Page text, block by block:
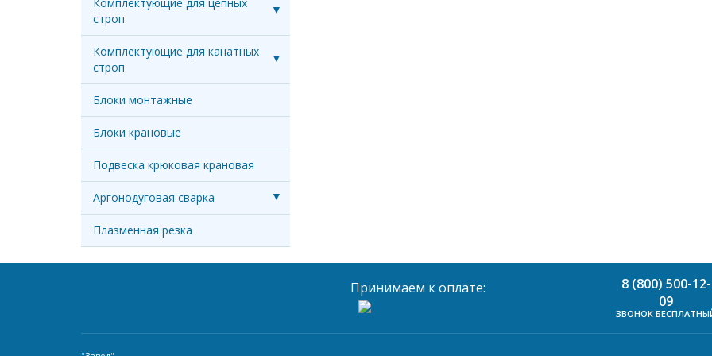
строп
Комплектующие для канатных
строп
Блоки монтажные
Блоки крановые
Подвеска крюковая крановая
Аргонодуговая сварка
Плазменная резка
Принимаем к оплате:
8 (800) 500-12-
09
ЗВОНОК